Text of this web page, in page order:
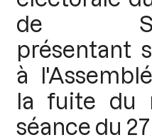
de
présentant
à
la fuite du
séance du 27